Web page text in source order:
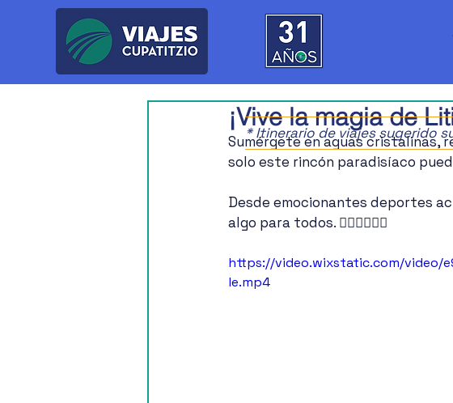
¡Vive la magia de
Sumérgete en aguas cristalinas,
solo este rincón paradisíaco
Desde emocionantes deportes
algo para todos. 🏄🏾‍♀️🚶🏻‍♀️
https://video.wixstatic.com/video/
le.mp4
* Itinerario de viajes sugerido